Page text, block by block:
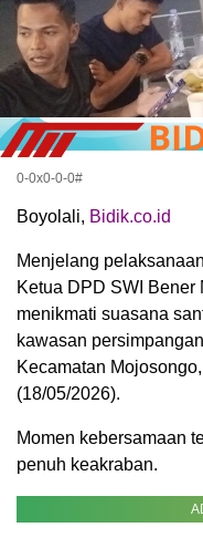
0-0x0-0-0#
Boyolali, Bidik.co.id
Menjelang
Ketua DPD SWI Bener
menikmati suasana
kawasan
Kecamatan
(18/05/2026).
Momen kebersamaan
penuh keakraban.